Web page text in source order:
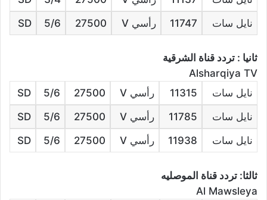
نايل سات
11747 رأسي V 27500
5/6
SD
ثانيا : تردد قناة الشرقية
Alsharqiya TV
نايل سات
11315 رأسي V 27500
5/6
SD
نايل سات
11785 رأسي V 27500
5/6
SD
نايل سات
11938 رأسي V 27500
5/6
SD
ثالثا: تردد قناة الموصليه
Al Mawsleya